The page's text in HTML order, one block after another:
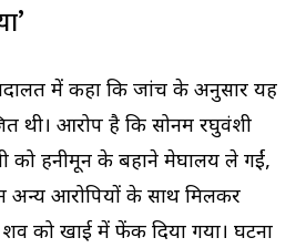
में कहा कि जांच के अनुसार यह
थी। आरोप है कि सोनम रघुवंशी
को हनीमून के बहाने मेघालय ले गईं,
आरोपियों के साथ मिलकर
को खाई में फेंक दिया गया। घटना